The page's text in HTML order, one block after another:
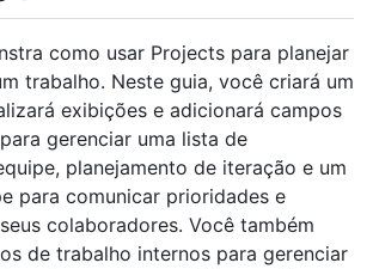
como usar Projects para planejar
trabalho. Neste guia, você criará um
exibições e adicionará campos
gerenciar uma lista de
planejamento de iteração e um
para comunicar prioridades e
colaboradores. Você também
de trabalho internos para gerenciar